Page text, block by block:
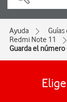
Ayuda
Redmi Note 11
Guarda el